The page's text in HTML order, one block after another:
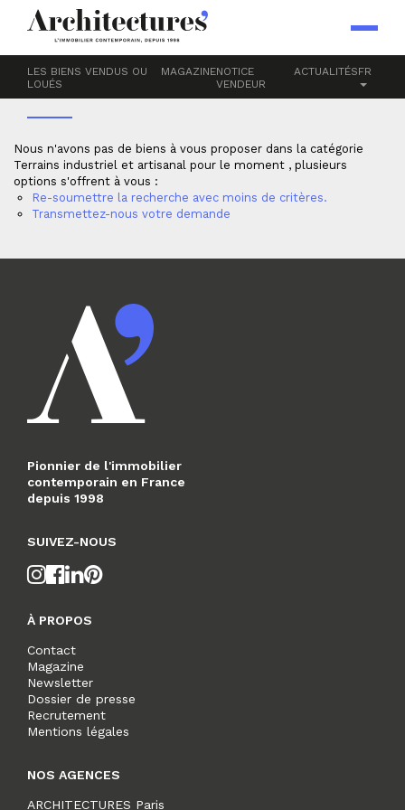
LES BIENS VENDUS OU
LOUÉS
MAGAZINENOTICE
VENDEUR
ACTUALITÉSFR
Accueil Terrains INDUSTRIEL ET ARTISANAL
Nous n'avons pas de biens à vous proposer dans la catégorie
Terrains industriel et artisanal pour le moment , plusieurs
options s'offrent à vous :
Re-soumettre la recherche avec moins de critères.
Transmettez-nous votre demande
Pionnier de l'immobilier
contemporain en France
depuis 1998
SUIVEZ-NOUS
À PROPOS
Contact
Magazine
Newsletter
Dossier de presse
Recrutement
Mentions légales
NOS AGENCES
ARCHITECTURES Paris